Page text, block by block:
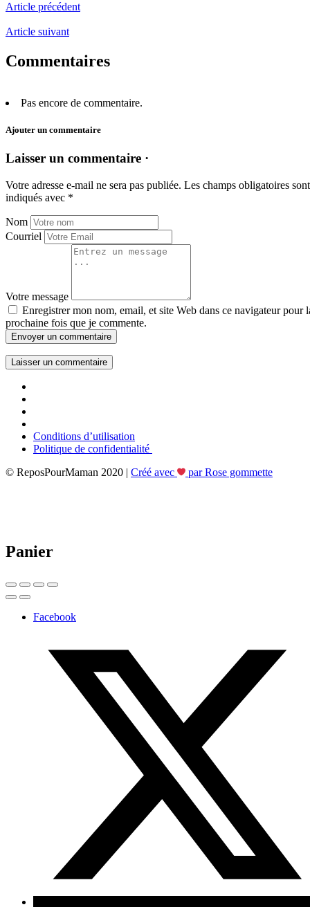
Article précédent
Article suivant
Commentaires
Pas encore de commentaire.
Ajouter un commentaire
Laisser un commentaire ·
Votre adresse e-mail ne sera pas publiée. Les champs obligatoires sont
indiqués avec *
Nom
Courriel
Votre message
Enregistrer mon nom, email, et site Web dans ce navigateur pour
prochaine fois que je commente.
Envoyer un commentaire
Conditions d’utilisation
Politique de confidentialité
© ReposPourMaman 2020 | Créé avec par Rose gommette
Panier
Facebook